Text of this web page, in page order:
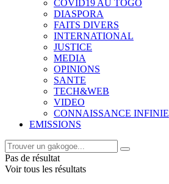
COVID19 AU TOGO
DIASPORA
FAITS DIVERS
INTERNATIONAL
JUSTICE
MEDIA
OPINIONS
SANTE
TECH&WEB
VIDEO
CONNAISSANCE INFINIE
EMISSIONS
Pas de résultat
Voir tous les résultats